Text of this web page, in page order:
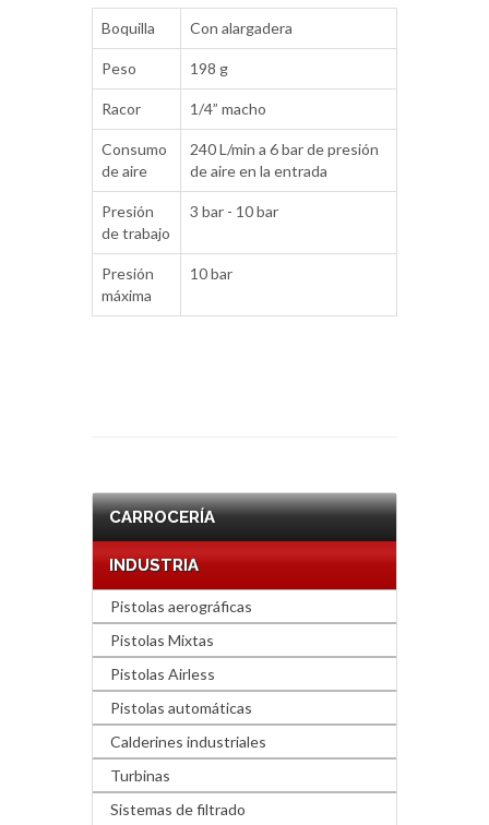
Boquilla Con alargadera
Peso 198 g
Racor 1/4” macho
Consumo
de aire
240 L/min a 6 bar de presión
de aire en la entrada
Presión
de trabajo
3 bar - 10 bar
Presión
máxima
10 bar
CARROCERÍA
INDUSTRIA
Pistolas aerográficas
Pistolas Mixtas
Pistolas Airless
Pistolas automáticas
Calderines industriales
Turbinas
Sistemas de filtrado